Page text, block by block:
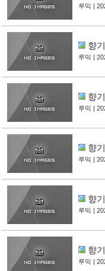
루믹 |
향
루믹 |
향
루믹 |
향
루믹 |
향
루믹 |
향
루믹 |